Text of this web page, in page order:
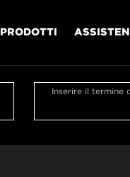
PRODOTTI
Inserire il termine